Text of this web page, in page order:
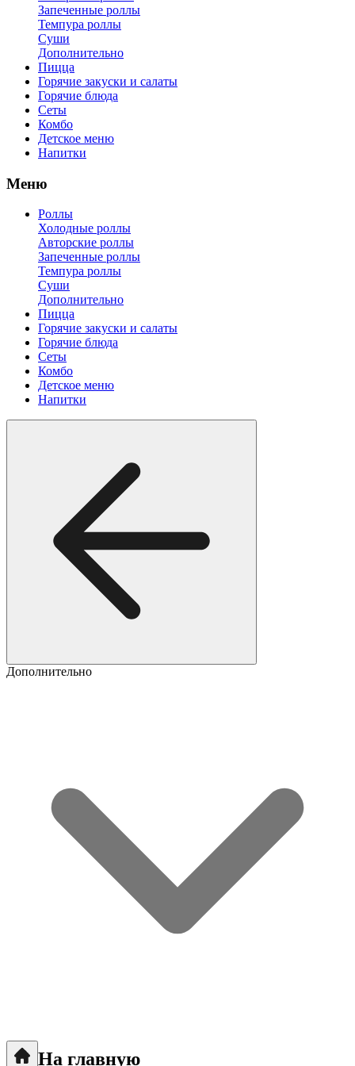
Запеченные роллы
Темпура роллы
Суши
Дополнительно
Пицца
Горячие закуски и салаты
Горячие блюда
Сеты
Комбо
Детское меню
Напитки
Меню
Роллы
Холодные роллы
Авторские роллы
Запеченные роллы
Темпура роллы
Суши
Дополнительно
Пицца
Горячие закуски и салаты
Горячие блюда
Сеты
Комбо
Детское меню
Напитки
Дополнительно
На главную